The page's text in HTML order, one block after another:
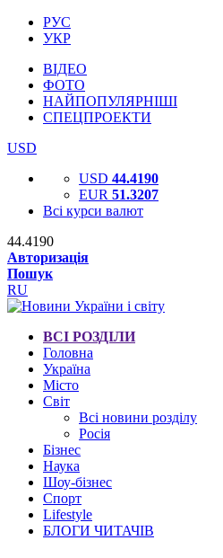
РУС
УКР
ВІДЕО
ФОТО
НАЙПОПУЛЯРНІШІ
СПЕЦПРОЕКТИ
USD
USD 44.4190
EUR 51.3207
Всі курси валют
44.4190
Авторизація
Пошук
RU
ВСІ РОЗДІЛИ
Головна
Україна
Місто
Світ
Всі новини розділу
Росія
Бізнес
Наука
Шоу-бізнес
Спорт
Lifestyle
БЛОГИ ЧИТАЧІВ